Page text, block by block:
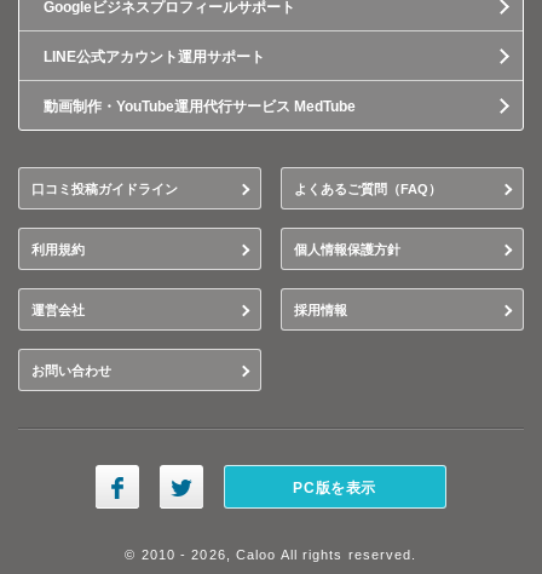
Googleビジネスプロフィールサポート
LINE公式アカウント運用サポート
動画制作・YouTube運用代行サービス MedTube
口コミ投稿ガイドライン よくあるご質問（FAQ）
利用規約 個人情報保護方針
運営会社 採用情報
お問い合わせ
PC版を表示
© 2010 - 2026, Caloo All rights reserved.